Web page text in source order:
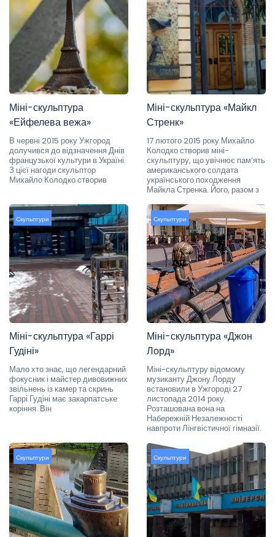
Міні-скульптура
«Ейфелева вежа»
В червні 2015 року Ужгород
долучився до відзначення Днів
французької культури в Україні.
З цієї нагоди скульптор
Михайло Колодко створив
Міні-скульптура «Майкл
Стренк»
17 лютого 2015 року Михайло
Колодко створив міні-
скульптуру, що увічнює пам’ять
американського солдата
українського походження
Майкла Стренка. Його, разом з
Скульптури
Міні-скульптура «Гаррі
Гудіні»
Мало хто знає, що легендарний
фокусник і майстер дивовижних
звільнень із камер та скринь
Гаррі Гудіні має закарпатське
коріння. Він
Скульптури
Міні-скульптура «Джон
Лорд»
Міні-скульптуру відомому
музиканту Джону Лорду
встановили в Ужгороді 27
листопада 2014 року.
Розташована вона на
Набережній Незалежності
навпроти Лінгвістичної гімназії.
Скульптури Скульптури